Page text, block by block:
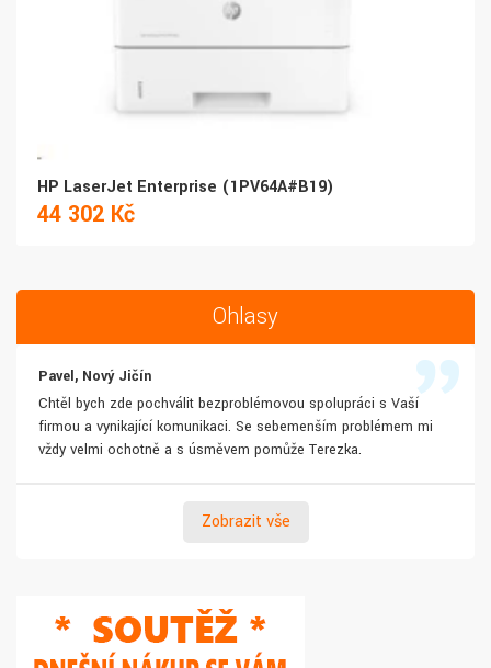
HP LaserJet Enterprise (1PV64A#B19)
44 302 Kč
Ohlasy
Pavel, Nový Jičín
Chtěl bych zde pochválit bezproblémovou spolupráci s Vaší
firmou a vynikající komunikaci. Se sebemenším problémem mi
vždy velmi ochotně a s úsměvem pomůže Terezka.
Zobrazit vše